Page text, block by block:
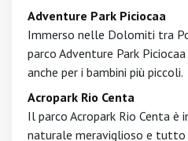
Adventure Park Piciocaa
Immerso nelle Dolomiti tra
parco Adventure Park
anche per i bambini più piccoli.
Acropark Rio Centa
Il parco Acropark Rio Centa
naturale meraviglioso e tutto